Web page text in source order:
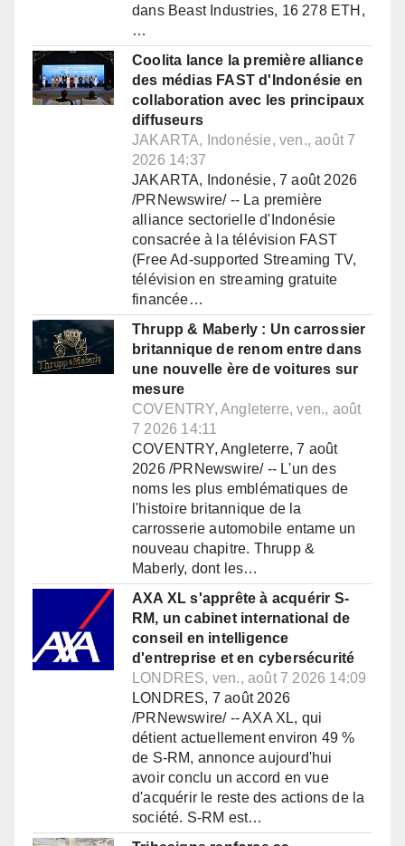
dans Beast Industries, 16 278 ETH,
…
Coolita lance la première alliance
des médias FAST d'Indonésie en
collaboration avec les principaux
diffuseurs
JAKARTA, Indonésie, ven., août 7
2026 14:37
JAKARTA, Indonésie, 7 août 2026
/PRNewswire/ -- La première
alliance sectorielle d'Indonésie
consacrée à la télévision FAST
(Free Ad-supported Streaming TV,
télévision en streaming gratuite
financée…
Thrupp & Maberly : Un carrossier
britannique de renom entre dans
une nouvelle ère de voitures sur
mesure
COVENTRY, Angleterre, ven., août
7 2026 14:11
COVENTRY, Angleterre, 7 août
2026 /PRNewswire/ -- L'un des
noms les plus emblématiques de
l'histoire britannique de la
carrosserie automobile entame un
nouveau chapitre. Thrupp &
Maberly, dont les…
AXA XL s'apprête à acquérir S-
RM, un cabinet international de
conseil en intelligence
d'entreprise et en cybersécurité
LONDRES, ven., août 7 2026 14:09
LONDRES, 7 août 2026
/PRNewswire/ -- AXA XL, qui
détient actuellement environ 49 %
de S-RM, annonce aujourd'hui
avoir conclu un accord en vue
d'acquérir le reste des actions de la
société. S-RM est…